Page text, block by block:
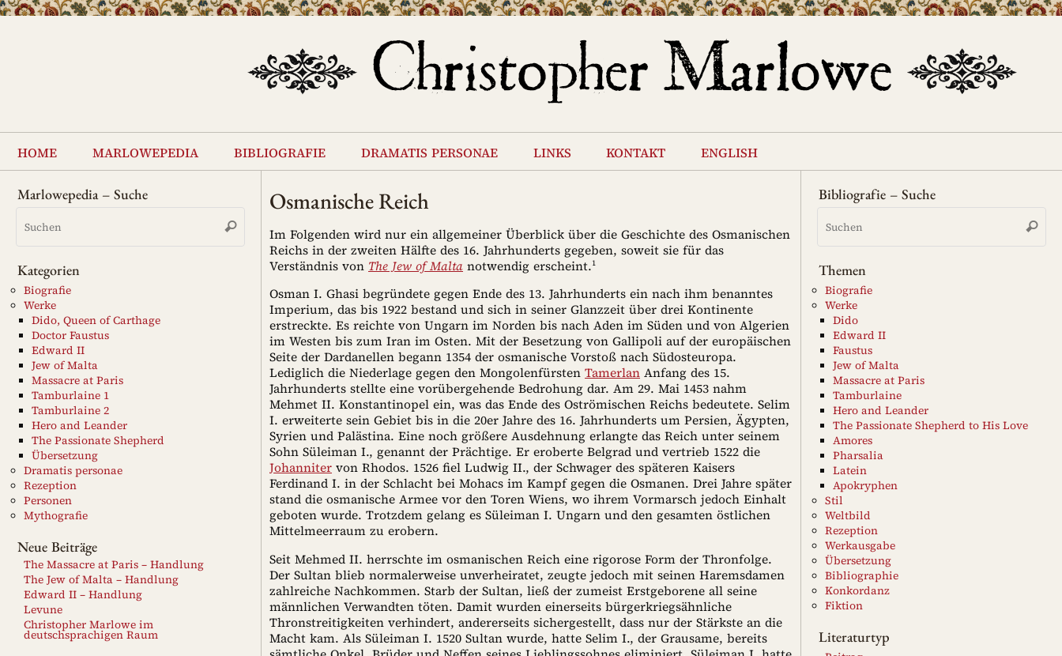
Zum
Inhalt
springen
home marlowepedia bibliografie dramatis personae links kontakt english
Osmanische Reich
Im Folgenden wird nur ein allgemeiner Überblick über die Geschichte des Osmanischen
Reichs in der zweiten Hälfte des 16. Jahrhunderts gegeben, soweit sie für das
Verständnis von The Jew of Malta notwendig erscheint.1
Osman I. Ghasi begründete gegen Ende des 13. Jahrhunderts ein nach ihm benanntes
Imperium, das bis 1922 bestand und sich in seiner Glanzzeit über drei Kontinente
erstreckte. Es reichte von Ungarn im Norden bis nach Aden im Süden und von Algerien
im Westen bis zum Iran im Osten. Mit der Besetzung von Gallipoli auf der europäischen
Seite der Dardanellen begann 1354 der osmanische Vorstoß nach Südosteuropa.
Lediglich die Niederlage gegen den Mongolenfürsten Tamerlan Anfang des 15.
Jahrhunderts stellte eine vorübergehende Bedrohung dar. Am 29. Mai 1453 nahm
Mehmet II. Konstantinopel ein, was das Ende des Oströmischen Reichs bedeutete. Selim
I. erweiterte sein Gebiet bis in die 20er Jahre des 16. Jahrhunderts um Persien, Ägypten,
Syrien und Palästina. Eine noch größere Ausdehnung erlangte das Reich unter seinem
Sohn Süleiman I., genannt der Prächtige. Er eroberte Belgrad und vertrieb 1522 die
Johanniter von Rhodos. 1526 fiel Ludwig II., der Schwager des späteren Kaisers
Ferdinand I. in der Schlacht bei Mohacs im Kampf gegen die Osmanen. Drei Jahre später
stand die osmanische Armee vor den Toren Wiens, wo ihrem Vormarsch jedoch Einhalt
geboten wurde. Trotzdem gelang es Süleiman I. Ungarn und den gesamten östlichen
Mittelmeerraum zu erobern.
Seit Mehmed II. herrschte im osmanischen Reich eine rigorose Form der Thronfolge.
Der Sultan blieb normalerweise unverheiratet, zeugte jedoch mit seinen Haremsdamen
zahlreiche Nachkommen. Starb der Sultan, ließ der zumeist Erstgeborene all seine
männlichen Verwandten töten. Damit wurden einerseits bürgerkriegsähnliche
Thronstreitigkeiten verhindert, andererseits sichergestellt, dass nur der Stärkste an die
Macht kam. Als Süleiman I. 1520 Sultan wurde, hatte Selim I., der Grausame, bereits
Marlowepedia – Suche
Suchen
nach:
Suchen
Kategorien
Biografie
Werke
Dido, Queen of Carthage
Doctor Faustus
Edward II
Jew of Malta
Massacre at Paris
Tamburlaine 1
Tamburlaine 2
Hero and Leander
The Passionate Shepherd
Übersetzung
Dramatis personae
Rezeption
Personen
Mythografie
Neue Beiträge
The Massacre at Paris – Handlung
The Jew of Malta – Handlung
Edward II – Handlung
Levune
Christopher Marlowe im
deutschsprachigen Raum
Bibliografie – Suche
Themen
Biografie
Werke
Dido
Edward II
Faustus
Jew of Malta
Massacre at Paris
Tamburlaine
Hero and Leander
The Passionate Shepherd to His Love
Amores
Pharsalia
Latein
Apokryphen
Stil
Weltbild
Rezeption
Werkausgabe
Übersetzung
Bibliographie
Konkordanz
Fiktion
Literaturtyp